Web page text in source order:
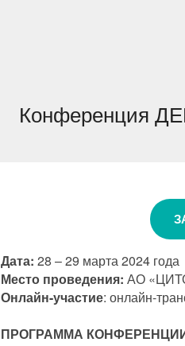
Конференция
Дата: 28 – 29 марта 2024 года
Место проведения: АО
Онлайн-участие: онлайн-
ПРОГРАММА